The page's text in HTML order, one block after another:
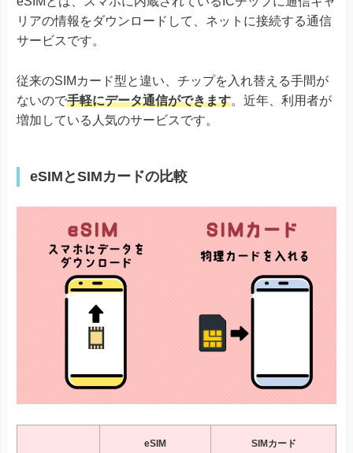
リアの情報をダウンロードして、ネットに接続する通信
サービスです。
従来のSIMカード型と違い、チップを入れ替える手間が
ないので手軽にデータ通信ができます。近年、利用者が
増加している人気のサービスです。
eSIMとSIMカードの比較
eSIM SIMカード